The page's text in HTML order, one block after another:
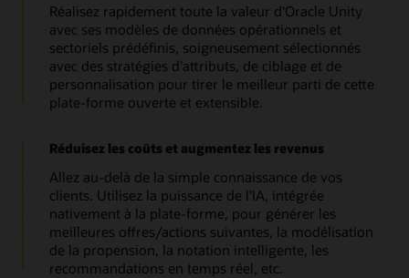
Réalisez rapidement toute la valeur d'Oracle Unity
avec ses modèles de données opérationnels et
sectoriels prédéfinis, soigneusement sélectionnés
avec des stratégies d'attributs, de ciblage et de
personnalisation pour tirer le meilleur parti de cette
plate-forme ouverte et extensible.
Réduisez les coûts et augmentez les revenus
Allez au-delà de la simple connaissance de vos
clients. Utilisez la puissance de l'IA, intégrée
nativement à la plate-forme, pour générer les
meilleures offres/actions suivantes, la modélisation
de la propension, la notation intelligente, les
recommandations en temps réel, etc.